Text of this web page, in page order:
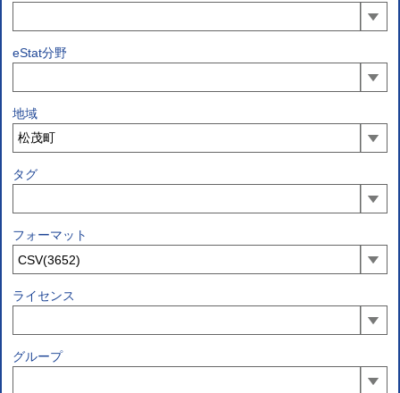
eStat分野
地域
タグ
フォーマット
ライセンス
グループ